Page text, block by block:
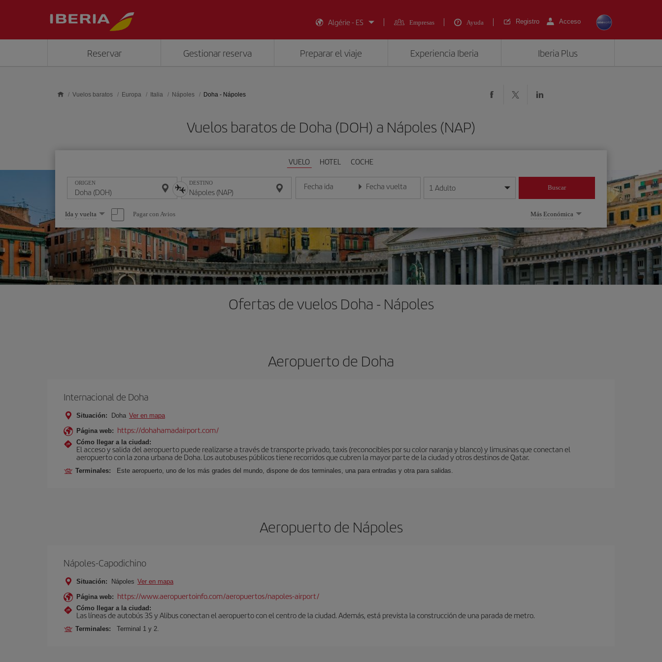
Algérie - ES
Empresas Ayuda Registro Acceso
Reservar Gestionar reserva Preparar el viaje Experiencia Iberia Iberia Plus
Vuelos baratos Europa Italia Nápoles Doha - Nápoles
Vuelos baratos de Doha (DOH) a Nápoles (NAP)
VUELO HOTEL COCHE
ORIGEN DESTINO Fecha ida
Introduce la fecha en formato día/mes/año
Fecha vuelta
Introduce la fecha en formato día/mes/año
1 Adulto Buscar
Seleccione
una
opción
Ida y vuelta Pagar con Avios Más Económica
Ofertas de vuelos Doha - Nápoles
Aeropuerto de Doha
Internacional de Doha
Situación: Doha Ver en mapa
Página web: https://dohahamadairport.com/
Cómo llegar a la ciudad:
El acceso y salida del aeropuerto puede realizarse a través de transporte privado, taxis (reconocibles por su color naranja y blanco) y limusinas que conectan el
aeropuerto con la zona urbana de Doha. Los autobuses públicos tiene recorridos que cubren la mayor parte de la ciudad y otros destinos de Qatar.
Terminales: Este aeropuerto, uno de los más grades del mundo, dispone de dos terminales, una para entradas y otra para salidas.
Aeropuerto de Nápoles
Nápoles-Capodichino
Situación: Nápoles Ver en mapa
Página web: https://www.aeropuertoinfo.com/aeropuertos/napoles-airport/
Cómo llegar a la ciudad:
Las líneas de autobús 3S y Alibus conectan el aeropuerto con el centro de la ciudad. Además, está prevista la construcción de una parada de metro.
Terminales: Terminal 1 y 2.